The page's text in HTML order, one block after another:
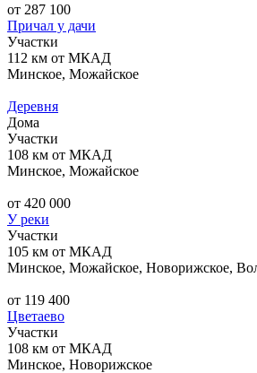
от 287 100
Причал у дачи
Участки
112 км от МКАД
Минское, Можайское
Деревня
Дома
Участки
108 км от МКАД
Минское, Можайское
от 420 000
У реки
Участки
105 км от МКАД
Минское, Можайское, Новорижское,
от 119 400
Цветаево
Участки
108 км от МКАД
Минское, Новорижское